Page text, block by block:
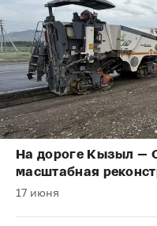
На дороге Кызыл —
масштабная
17 июня